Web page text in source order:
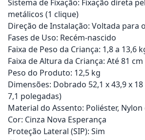
Sistema de Fixação: Fixação direta
metálicos (1 clique)
Direção de Instalação: Voltada para
Fases de Uso: Recém-nascido
Faixa de Peso da Criança: 1,8 a 13,6
Faixa de Altura da Criança: Até 81
Peso do Produto: 12,5 kg
Dimensões: Dobrado 52,1 x 43,9 x 18
7,1 polegadas)
Material do Assento: Poliéster, Nylon
Cor: Cinza Nova Esperança
Proteção Lateral (SIP): Sim